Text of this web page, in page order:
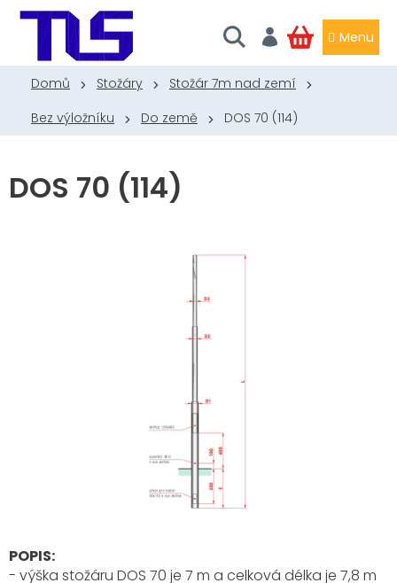
Přejít
NÁKUPNÍ
KOŠÍK
Domů Stožáry
Stožár 7m nad zemí
Bez výložníku
Do země DOS 70 (114)
DOS 70 (114)
POPIS:
- výška stožáru DOS 70 je 7 m a celková délka je 7,8 m